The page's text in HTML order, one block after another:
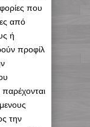
που
από
ή
προφίλ
την